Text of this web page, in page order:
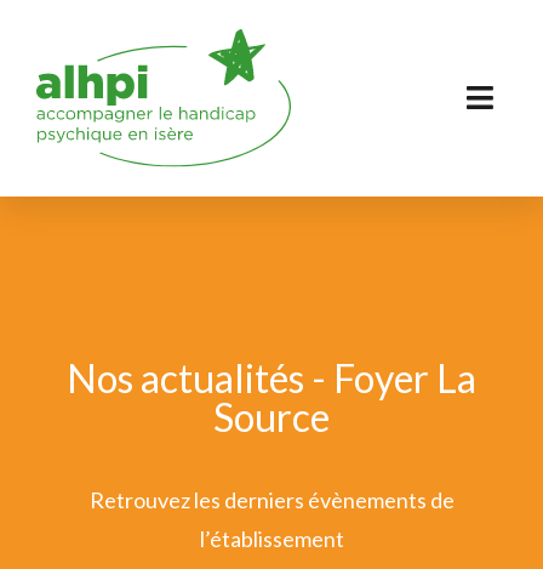
Nos actualités - Foyer La
Source
Retrouvez les derniers évènements de
l’établissement